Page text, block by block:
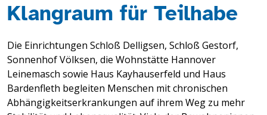
Klangraum für Teilhabe
Die Einrichtungen Schloß Delligsen, Schloß Gestorf,
Sonnenhof Völksen, die Wohnstätte Hannover
Leinemasch sowie Haus Kayhauserfeld und Haus
Bardenfleth begleiten Menschen mit chronischen
Abhängigkeitserkrankungen auf ihrem Weg zu mehr